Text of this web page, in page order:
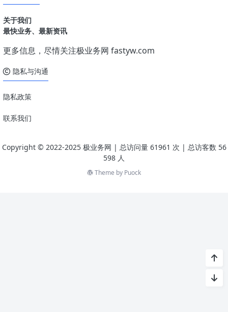
关于我们
最快业务、最新资讯
更多信息，尽情关注极业务网 fastyw.com
隐私与沟通
隐私政策
联系我们
Copyright © 2022-2025 极业务网 | 总访问量 61961 次 | 总访客数 56
598 人
Theme by Puock